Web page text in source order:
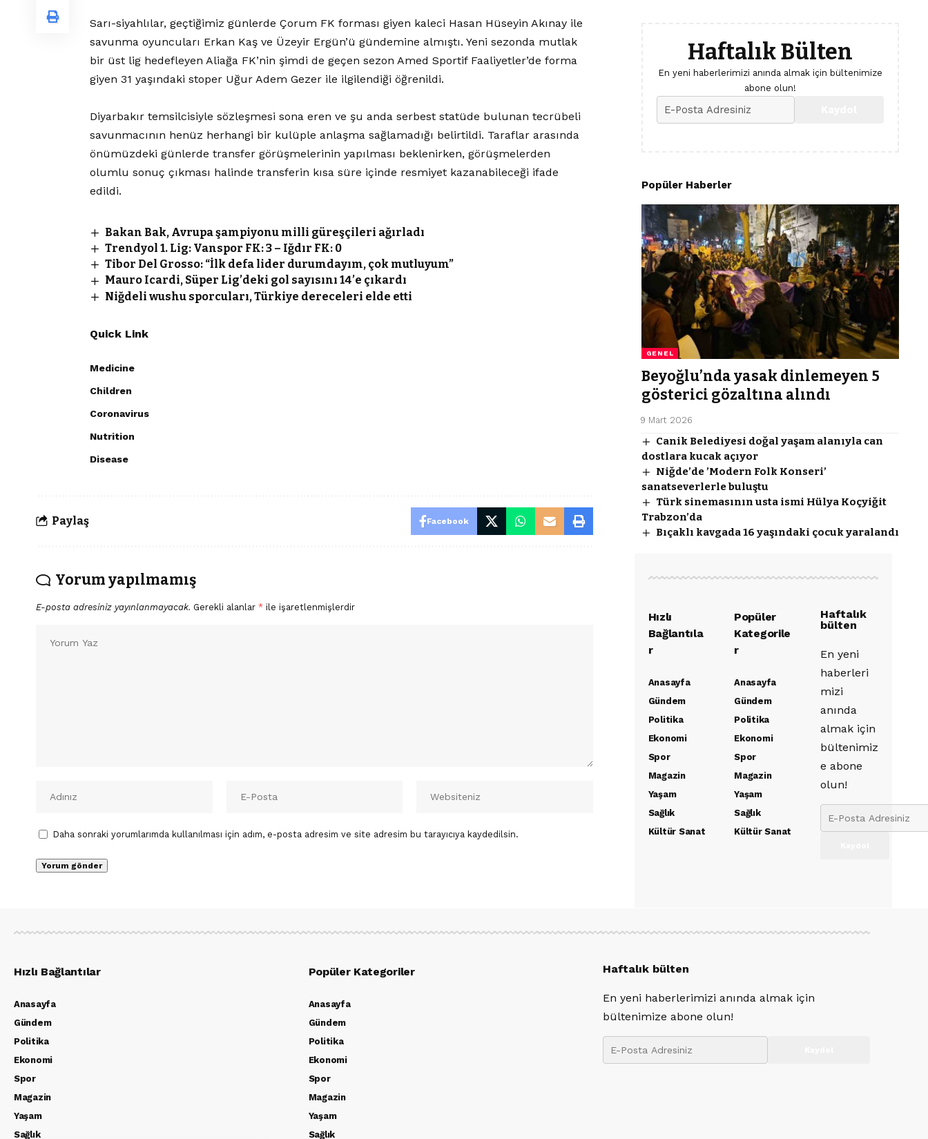
Sarı-siyahlılar, geçtiğimiz günlerde Çorum FK forması giyen kaleci Hasan Hüseyin Akınay ile
savunma oyuncuları Erkan Kaş ve Üzeyir Ergün’ü gündemine almıştı. Yeni sezonda mutlak
bir üst lig hedefleyen Aliağa FK’nin şimdi de geçen sezon Amed Sportif Faaliyetler’de forma
giyen 31 yaşındaki stoper Uğur Adem Gezer ile ilgilendiği öğrenildi.
Diyarbakır temsilcisiyle sözleşmesi sona eren ve şu anda serbest statüde bulunan tecrübeli
savunmacının henüz herhangi bir kulüple anlaşma sağlamadığı belirtildi. Taraflar arasında
önümüzdeki günlerde transfer görüşmelerinin yapılması beklenirken, görüşmelerden
olumlu sonuç çıkması halinde transferin kısa süre içinde resmiyet kazanabileceği ifade
edildi.
Bakan Bak, Avrupa şampiyonu milli güreşçileri ağırladı
Trendyol 1. Lig: Vanspor FK: 3 – Iğdır FK: 0
Tibor Del Grosso: “İlk defa lider durumdayım, çok mutluyum”
Mauro Icardi, Süper Lig’deki gol sayısını 14’e çıkardı
Niğdeli wushu sporcuları, Türkiye dereceleri elde etti
Quick Link
Medicine
Children
Coronavirus
Nutrition
Disease
Paylaş Facebook
Yorum yapılmamış
E-posta adresiniz yayınlanmayacak. Gerekli alanlar * ile işaretlenmişlerdir
Daha sonraki yorumlarımda kullanılması için adım, e-posta adresim ve site adresim bu tarayıcıya kaydedilsin.
Haftalık Bülten
En yeni haberlerimizi anında almak için bültenimize
abone olun!
Popüler Haberler
GENEL
Beyoğlu’nda yasak dinlemeyen 5
gösterici gözaltına alındı
9 Mart 2026
Canik Belediyesi doğal yaşam alanıyla can
dostlara kucak açıyor
Niğde’de ’Modern Folk Konseri’
sanatseverlerle buluştu
Türk sinemasının usta ismi Hülya Koçyiğit
Trabzon’da
Bıçaklı kavgada 16 yaşındaki çocuk yaralandı
Hızlı
Bağlantıla
r
Anasayfa
Gündem
Politika
Ekonomi
Spor
Magazin
Yaşam
Sağlık
Kültür Sanat
Popüler
Kategorile
r
Anasayfa
Gündem
Politika
Ekonomi
Spor
Magazin
Yaşam
Sağlık
Kültür Sanat
Haftalık
bülten
En yeni
haberleri
mizi
anında
almak için
bültenimiz
e abone
olun!
Hızlı Bağlantılar
Anasayfa
Gündem
Politika
Ekonomi
Spor
Magazin
Yaşam
Sağlık
Popüler Kategoriler
Anasayfa
Gündem
Politika
Ekonomi
Spor
Magazin
Yaşam
Sağlık
Haftalık bülten
En yeni haberlerimizi anında almak için
bültenimize abone olun!